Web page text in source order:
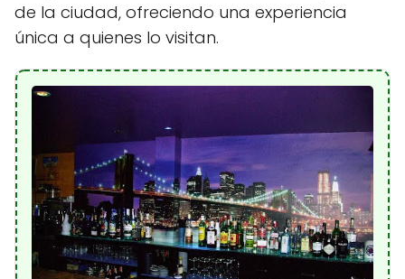
de la ciudad, ofreciendo una experiencia
única a quienes lo visitan.